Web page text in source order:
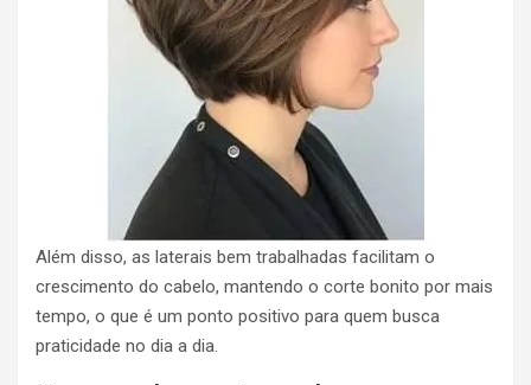
Além disso, as laterais bem trabalhadas facilitam o
crescimento do cabelo, mantendo o corte bonito por mais
tempo, o que é um ponto positivo para quem busca
praticidade no dia a dia.